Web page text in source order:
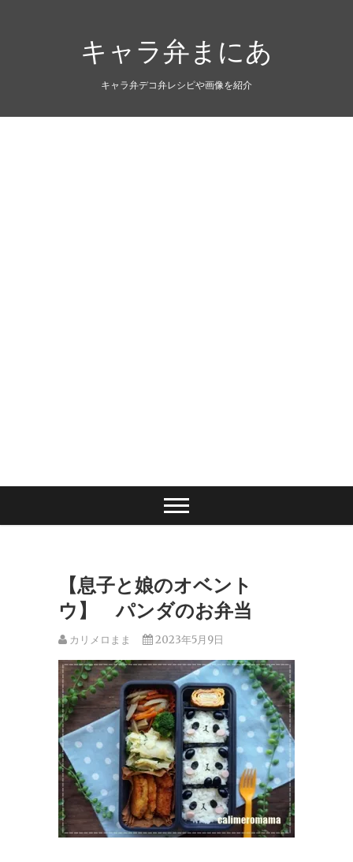
キャラ弁まにあ
キャラ弁デコ弁レシピや画像を紹介
【息子と娘のオベント
ウ】 パンダのお弁当
カリメロまま 2023年5月9日